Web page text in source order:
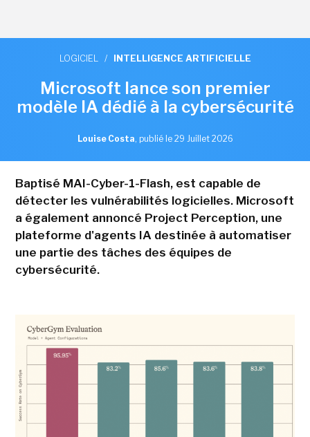
LOGICIEL / INTELLIGENCE ARTIFICIELLE
Microsoft lance son premier
modèle IA dédié à la cybersécurité
Louise Costa, publié le 29 Juillet 2026
Baptisé MAI-Cyber-1-Flash, est capable de
détecter les vulnérabilités logicielles. Microsoft
a également annoncé Project Perception, une
plateforme d'agents IA destinée à automatiser
une partie des tâches des équipes de
cybersécurité.